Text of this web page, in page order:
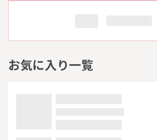
お気に入り一覧